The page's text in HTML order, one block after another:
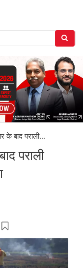
के बाद पराली...
पराली